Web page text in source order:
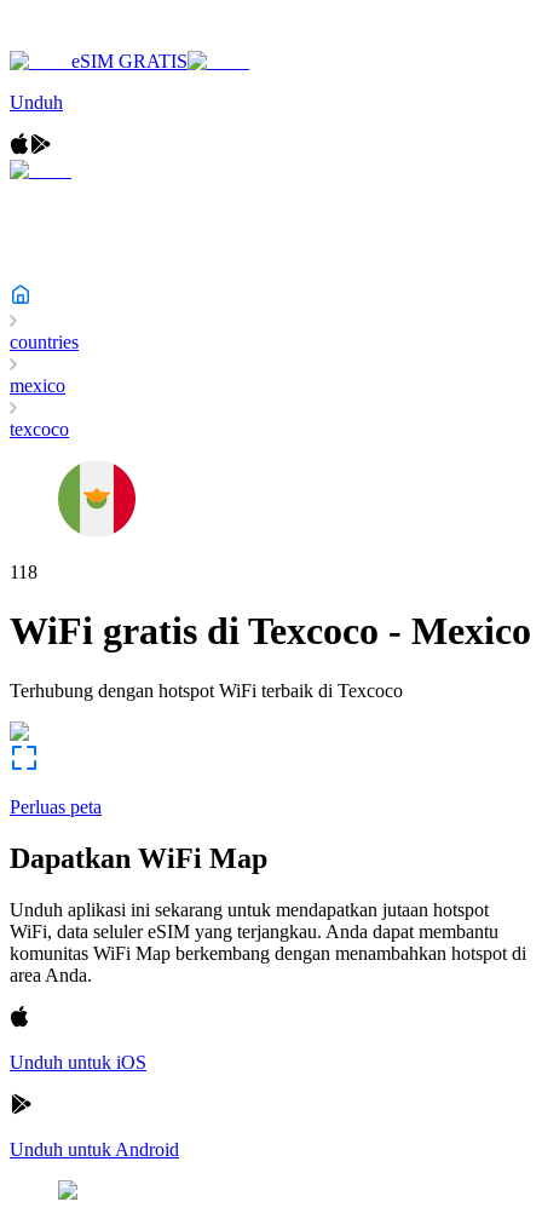
eSIM GRATIS
Unduh
countries
mexico
texcoco
118
WiFi gratis diTexcoco - Mexico
Terhubung dengan hotspot WiFi terbaik di Texcoco
Perluas peta
Dapatkan WiFi Map
Unduh aplikasi ini sekarang untuk mendapatkan jutaan hotspot
WiFi, data seluler eSIM yang terjangkau. Anda dapat membantu
komunitas WiFi Map berkembang dengan menambahkan hotspot di
area Anda.
Unduh untuk iOS
Unduh untuk Android